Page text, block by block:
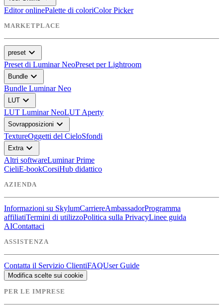
Editor onlinePalette di coloriColor Picker
MARKETPLACE
preset expand_more
Preset di Luminar NeoPreset per Lightroom
Bundle expand_more
Bundle Luminar Neo
LUT expand_more
LUT Luminar NeoLUT Aperty
Sovrapposizioni expand_more
TextureOggetti del CieloSfondi
Extraexpand_more
Altri softwareLuminar Prime
CieliE-bookCorsiHub didattico
AZIENDA
Informazioni su SkylumCarriereAmbassadorProgramma
affiliatiTermini di utilizzoPolitica sulla PrivacyLinee guida
AIContattaci
ASSISTENZA
Contatta il Servizio ClientiFAQUser Guide
Modifica scelte sui cookie
PER LE IMPRESE